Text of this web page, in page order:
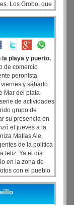
Los Grobo, que
(VCP), informó
la apertura del
la playa y puerto.
de comercio
peronista
y sábado
Mar del plata
de actividades
grupo de
su presencia en
el jueves a la
Matías Ale,
de la política
feliz. Ya el día
en la zona de
con el pueblo
que el canal